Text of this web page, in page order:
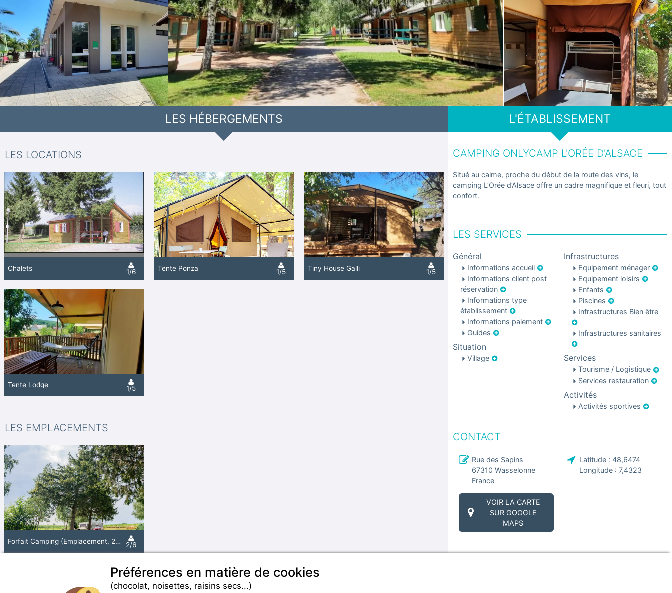
L'ÉTABLISSEMENT
CAMPING ONLYCAMP L'ORÉE D'ALSACE
Situé au calme, proche du début de la route des vins, le
camping L’Orée d’Alsace offre un cadre magnifique et fleuri, tout
confort.
LES SERVICES
Général
Informations accueil
Informations client post
réservation
Informations type
établissement
Informations paiement
Guides
Situation
Village
Infrastructures
Equipement ménager
Equipement loisirs
Enfants
Piscines
Infrastructures Bien être
Infrastructures sanitaires
Services
Tourisme / Logistique
Services restauration
Activités
Activités sportives
CONTACT
Rue des Sapins
67310 Wasselonne
France
Latitude : 48,6474
Longitude : 7,4323
VOIR LA CARTE
SUR GOOGLE
MAPS
LES HÉBERGEMENTS
LES LOCATIONS
Chalets 1/6 Tente Ponza 1/5 Tiny House Galli 1/5
Tente Lodge 1/5
LES EMPLACEMENTS
Forfait Camping (Emplacement, 2 Personnes, 1 Véhicule) 2/6
Préférences en matière de cookies
(chocolat, noisettes, raisins secs...)